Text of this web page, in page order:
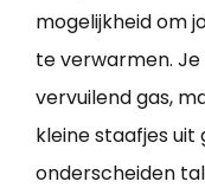
mogelijkheid om
te verwarmen.
vervuilend gas,
kleine staafjes
onderscheiden